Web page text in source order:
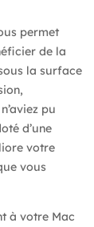
permet
de la
la surface
pu
d’une
votre
vous
à votre Mac